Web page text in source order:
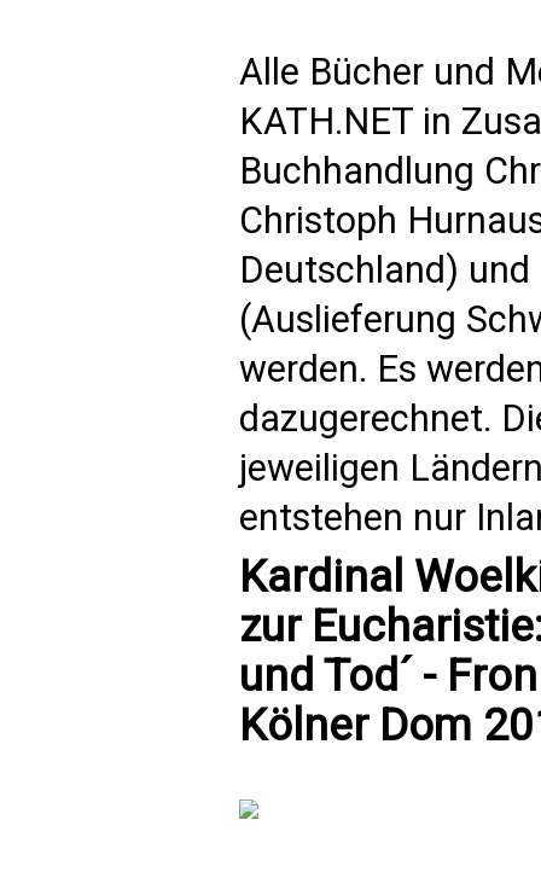
Alle Bücher und
KATH.NET in
Buchhandlung
Christoph
Deutschland)
(Auslieferung
werden. Es
dazugerechnet.
jeweiligen
entstehen nur
Kardinal
zur
und Tod´ -
Kölner Dom